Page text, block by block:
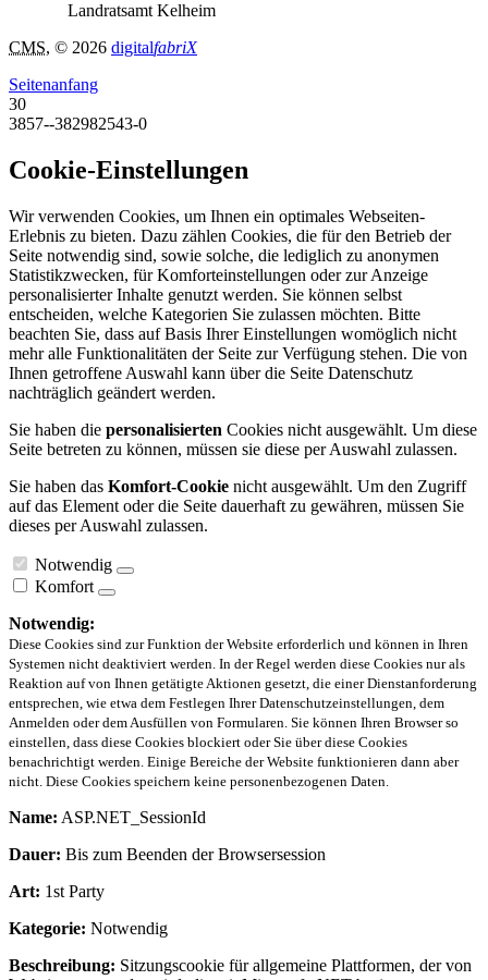
Landratsamt Kelheim
CMS, © 2026 digitalfabriX
Seitenanfang
30
3857--382982543-0
Cookie-Einstellungen
Wir verwenden Cookies, um Ihnen ein optimales Webseiten-
Erlebnis zu bieten. Dazu zählen Cookies, die für den Betrieb der
Seite notwendig sind, sowie solche, die lediglich zu anonymen
Statistikzwecken, für Komforteinstellungen oder zur Anzeige
personalisierter Inhalte genutzt werden. Sie können selbst
entscheiden, welche Kategorien Sie zulassen möchten. Bitte
beachten Sie, dass auf Basis Ihrer Einstellungen womöglich nicht
mehr alle Funktionalitäten der Seite zur Verfügung stehen. Die von
Ihnen getroffene Auswahl kann über die Seite Datenschutz
nachträglich geändert werden.
Sie haben die personalisierten Cookies nicht ausgewählt. Um diese
Seite betreten zu können, müssen sie diese per Auswahl zulassen.
Sie haben das Komfort-Cookie nicht ausgewählt. Um den Zugriff
auf das Element oder die Seite dauerhaft zu gewähren, müssen Sie
dieses per Auswahl zulassen.
Notwendig
Komfort
Notwendig:
Diese Cookies sind zur Funktion der Website erforderlich und können in Ihren
Systemen nicht deaktiviert werden. In der Regel werden diese Cookies nur als
Reaktion auf von Ihnen getätigte Aktionen gesetzt, die einer Dienstanforderung
entsprechen, wie etwa dem Festlegen Ihrer Datenschutzeinstellungen, dem
Anmelden oder dem Ausfüllen von Formularen. Sie können Ihren Browser so
einstellen, dass diese Cookies blockiert oder Sie über diese Cookies
benachrichtigt werden. Einige Bereiche der Website funktionieren dann aber
nicht. Diese Cookies speichern keine personenbezogenen Daten.
Name: ASP.NET_SessionId
Dauer: Bis zum Beenden der Browsersession
Art: 1st Party
Kategorie: Notwendig
Beschreibung: Sitzungscookie für allgemeine Plattformen, der von